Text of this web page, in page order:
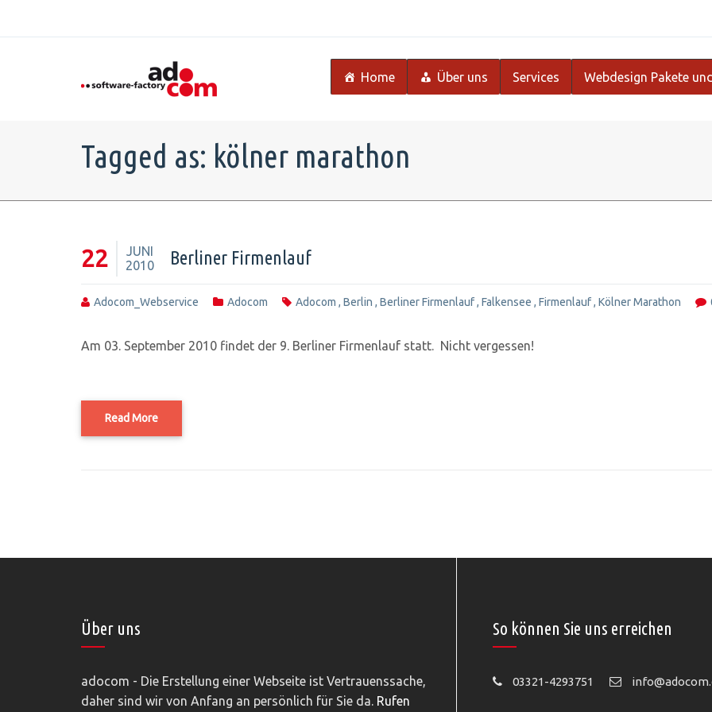
Home Über uns Services Webdesign Pakete
Tagged as: kölner marathon
22
JUNI
2010
Berliner Firmenlauf
Adocom_Webservice Adocom Adocom , Berlin , Berliner Firmenlauf, Falkensee , Firmenlauf, Kölner Marathon
Am 03. September 2010 findet der 9. Berliner Firmenlauf statt. Nicht vergessen!
Read More
Über uns
adocom - Die Erstellung einer Webseite ist Vertrauenssache,
daher sind wir von Anfang an persönlich für Sie da. Rufen
So können Sie uns erreichen
03321-4293751